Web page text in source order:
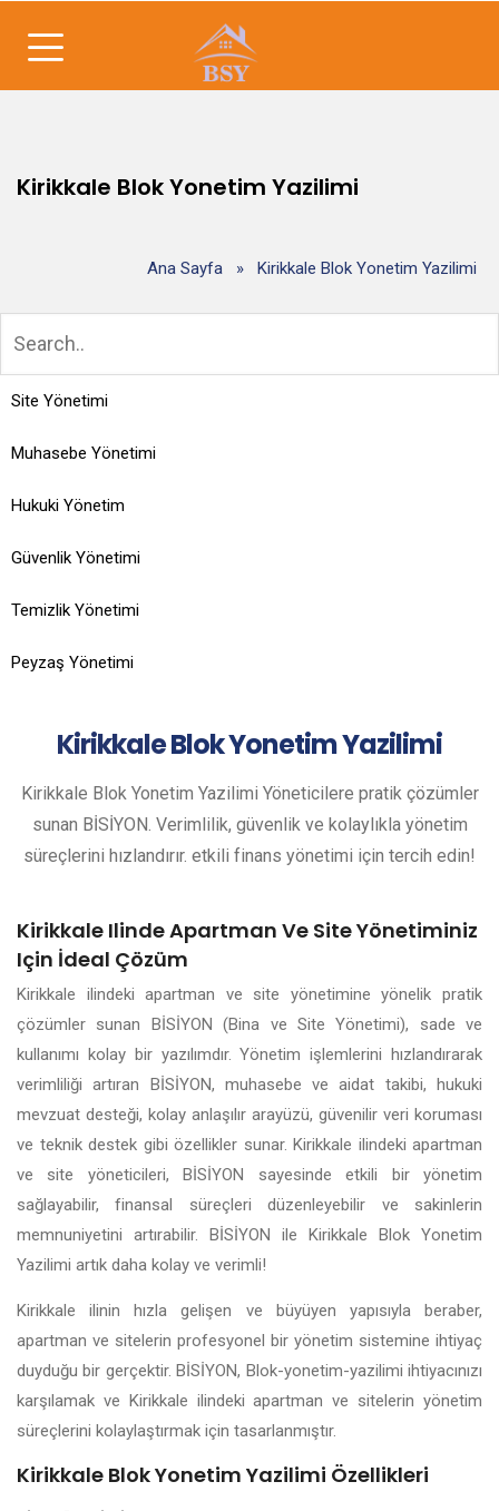
Kirikkale Blok Yonetim Yazilimi
Ana Sayfa » Kirikkale Blok Yonetim Yazilimi
Site Yönetimi
Muhasebe Yönetimi
Hukuki Yönetim
Güvenlik Yönetimi
Temizlik Yönetimi
Peyzaş Yönetimi
KirikkaleBlok Yonetim Yazilimi
Kirikkale Blok Yonetim Yazilimi Yöneticilere pratik çözümler
sunan BİSİYON. Verimlilik, güvenlik ve kolaylıkla yönetim
süreçlerini hızlandırır. etkili finans yönetimi için tercih edin!
Kirikkale Ilinde Apartman Ve Site Yönetiminiz
Için İdeal Çözüm
Kirikkale ilindeki apartman ve site yönetimine yönelik pratik
çözümler sunan BİSİYON (Bina ve Site Yönetimi), sade ve
kullanımı kolay bir yazılımdır. Yönetim işlemlerini hızlandırarak
verimliliği artıran BİSİYON, muhasebe ve aidat takibi, hukuki
mevzuat desteği, kolay anlaşılır arayüzü, güvenilir veri koruması
ve teknik destek gibi özellikler sunar. Kirikkale ilindeki apartman
ve site yöneticileri, BİSİYON sayesinde etkili bir yönetim
sağlayabilir, finansal süreçleri düzenleyebilir ve sakinlerin
memnuniyetini artırabilir. BİSİYON ile Kirikkale Blok Yonetim
Yazilimi artık daha kolay ve verimli!
Kirikkale ilinin hızla gelişen ve büyüyen yapısıyla beraber,
apartman ve sitelerin profesyonel bir yönetim sistemine ihtiyaç
duyduğu bir gerçektir. BİSİYON, Blok-yonetim-yazilimi ihtiyacınızı
karşılamak ve Kirikkale ilindeki apartman ve sitelerin yönetim
süreçlerini kolaylaştırmak için tasarlanmıştır.
Kirikkale Blok Yonetim Yazilimi Özellikleri